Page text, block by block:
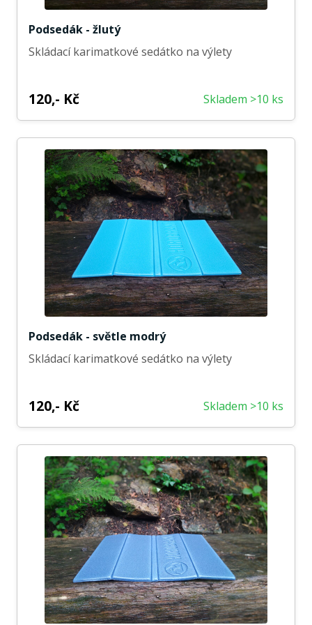
Podsedák - žlutý
Skládací karimatkové sedátko na výlety
120,- Kč Skladem >10 ks
Podsedák - světle modrý
Skládací karimatkové sedátko na výlety
120,- Kč Skladem >10 ks